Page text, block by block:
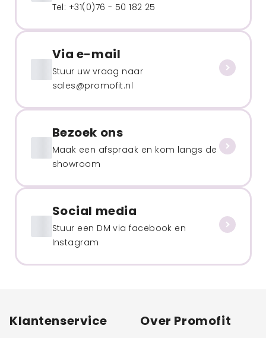
Tel: +31(0)76 - 50 182 25
Via e-mail
Stuur uw vraag naar
sales@promofit.nl
Bezoek ons
Maak een afspraak en kom langs de
showroom
Social media
Stuur een DM via facebook en
Instagram
Klantenservice Over Promofit